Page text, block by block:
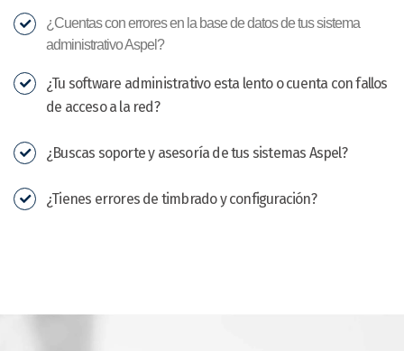
¿Cuentas con errores en la base de datos de tus sistema
administrativo Aspel?
¿Tu software administrativo esta lento o cuenta con fallos
de acceso a la red?
¿Buscas soporte y asesoría de tus sistemas Aspel?
¿Tienes errores de timbrado y configuración?